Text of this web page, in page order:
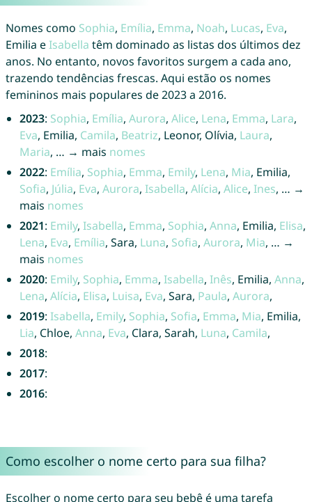
Nomes como Sophia, Emília, Emma, Noah, Lucas, Eva,
Emilia eIsabella têm dominado as listas dos últimos dez
anos. No entanto, novos favoritos surgem a cada ano,
trazendo tendências frescas. Aqui estão os nomes
femininos mais populares de 2023 a 2016.
2023: Sophia, Emília, Aurora, Alice, Lena, Emma, Lara,
Eva, Emilia, Camila, Beatriz, Leonor, Olívia, Laura,
Maria, … → mais nomes
2022: Emília, Sophia, Emma, Emily, Lena, Mia, Emilia,
Sofia, Júlia, Eva, Aurora, Isabella, Alícia, Alice, Ines, … →
mais nomes
2021: Emily, Isabella, Emma, Sophia, Anna, Emilia, Elisa,
Lena, Eva, Emília, Sara, Luna, Sofia, Aurora, Mia, … →
mais nomes
2020: Emily, Sophia, Emma, Isabella, Inês, Emilia, Anna,
Lena, Alícia, Elisa, Luisa, Eva, Sara, Paula, Aurora,
2019: Isabella, Emily, Sophia, Sofia, Emma, Mia, Emilia,
Lia, Chloe, Anna, Eva, Clara, Sarah, Luna, Camila,
2018:
2017:
2016:
Como escolher o nome certo para sua filha?
Escolher o nome certo para seu bebê é uma tarefa